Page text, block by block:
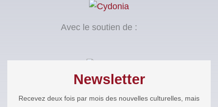
Avec le soutien de :
Newsletter
Recevez deux fois par mois des nouvelles culturelles, mais